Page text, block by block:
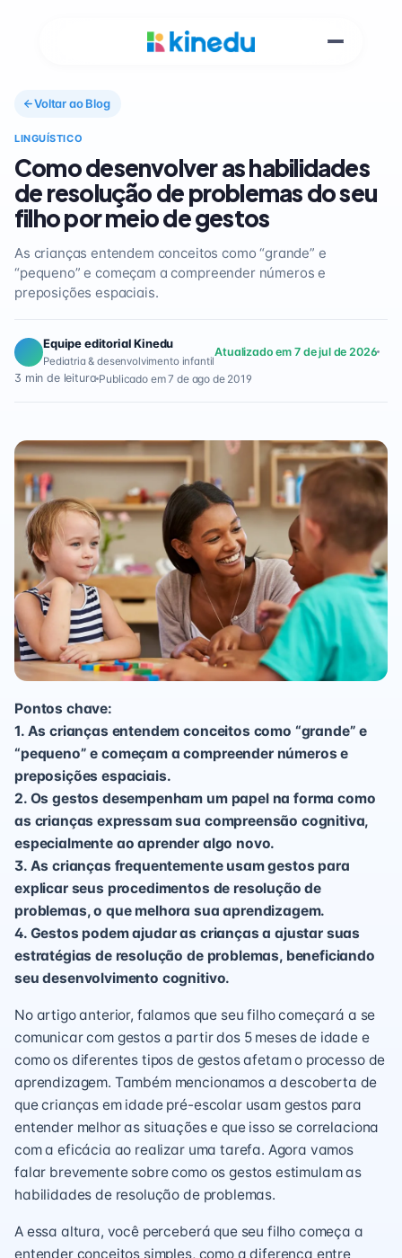
Voltar ao Blog
LINGUÍSTICO
Como desenvolver as habilidades
de resolução de problemas do seu
filho por meio de gestos
As crianças entendem conceitos como “grande” e
“pequeno” e começam a compreender números e
preposições espaciais.
Equipe editorial Kinedu
Pediatria & desenvolvimento infantil
Atualizado em 7 de jul de 2026
3 min de leitura Publicado em 7 de ago de 2019
Pontos chave:
1. As crianças entendem conceitos como “grande” e
“pequeno” e começam a compreender números e
preposições espaciais.
2. Os gestos desempenham um papel na forma como
as crianças expressam sua compreensão cognitiva,
especialmente ao aprender algo novo.
3. As crianças frequentemente usam gestos para
explicar seus procedimentos de resolução de
problemas, o que melhora sua aprendizagem.
4. Gestos podem ajudar as crianças a ajustar suas
estratégias de resolução de problemas, beneficiando
seu desenvolvimento cognitivo.
No artigo anterior, falamos que seu filho começará a se
comunicar com gestos a partir dos 5 meses de idade e
como os diferentes tipos de gestos afetam o processo de
aprendizagem. Também mencionamos a descoberta de
que crianças em idade pré-escolar usam gestos para
entender melhor as situações e que isso se correlaciona
com a eficácia ao realizar uma tarefa. Agora vamos
falar brevemente sobre como os gestos estimulam as
habilidades de resolução de problemas.
A essa altura, você perceberá que seu filho começa a
entender conceitos simples, como a diferença entre